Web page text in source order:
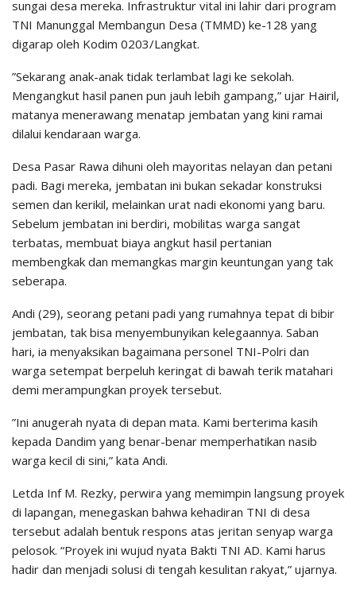
sungai desa mereka. Infrastruktur vital ini lahir dari program
TNI Manunggal Membangun Desa (TMMD) ke-128 yang
digarap oleh Kodim 0203/Langkat.
​”Sekarang anak-anak tidak terlambat lagi ke sekolah.
Mengangkut hasil panen pun jauh lebih gampang,” ujar Hairil,
matanya menerawang menatap jembatan yang kini ramai
dilalui kendaraan warga.
​Desa Pasar Rawa dihuni oleh mayoritas nelayan dan petani
padi. Bagi mereka, jembatan ini bukan sekadar konstruksi
semen dan kerikil, melainkan urat nadi ekonomi yang baru.
Sebelum jembatan ini berdiri, mobilitas warga sangat
terbatas, membuat biaya angkut hasil pertanian
membengkak dan memangkas margin keuntungan yang tak
seberapa.
Andi (29), seorang petani padi yang rumahnya tepat di bibir
jembatan, tak bisa menyembunyikan kelegaannya. Saban
hari, ia menyaksikan bagaimana personel TNI-Polri dan
warga setempat berpeluh keringat di bawah terik matahari
demi merampungkan proyek tersebut.
​”Ini anugerah nyata di depan mata. Kami berterima kasih
kepada Dandim yang benar-benar memperhatikan nasib
warga kecil di sini,” kata Andi.
Letda Inf M. Rezky, perwira yang memimpin langsung proyek
di lapangan, menegaskan bahwa kehadiran TNI di desa
tersebut adalah bentuk respons atas jeritan senyap warga
pelosok. “Proyek ini wujud nyata Bakti TNI AD. Kami harus
hadir dan menjadi solusi di tengah kesulitan rakyat,” ujarnya.